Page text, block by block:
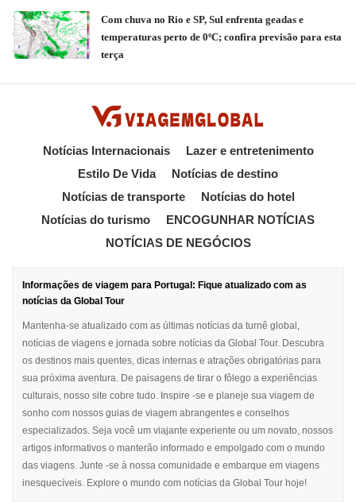
Com chuva no Rio e SP, Sul enfrenta geadas e
temperaturas perto de 0ºC; confira previsão para esta
terça
Notícias Internacionais
Lazer e entretenimento
Estilo De Vida
Notícias de destino
Notícias de transporte
Notícias do hotel
Notícias do turismo
ENCOGUNHAR NOTÍCIAS
NOTÍCIAS DE NEGÓCIOS
Informações de viagem para Portugal: Fique atualizado com as
notícias da Global Tour
Mantenha-se atualizado com as últimas notícias da turnê global,
notícias de viagens e jornada sobre notícias da Global Tour. Descubra
os destinos mais quentes, dicas internas e atrações obrigatórias para
sua próxima aventura. De paisagens de tirar o fôlego a experiências
culturais, nosso site cobre tudo. Inspire -se e planeje sua viagem de
sonho com nossos guias de viagem abrangentes e conselhos
especializados. Seja você um viajante experiente ou um novato, nossos
artigos informativos o manterão informado e empolgado com o mundo
das viagens. Junte -se à nossa comunidade e embarque em viagens
inesquecíveis. Explore o mundo com notícias da Global Tour hoje!